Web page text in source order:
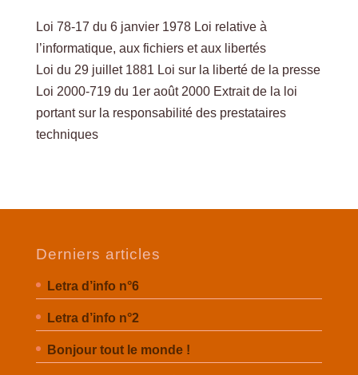
Loi 78-17 du 6 janvier 1978 Loi relative à
l’informatique, aux fichiers et aux libertés
Loi du 29 juillet 1881 Loi sur la liberté de la presse
Loi 2000-719 du 1er août 2000 Extrait de la loi
portant sur la responsabilité des prestataires
techniques
Derniers articles
Letra d’info n°6
Letra d’info n°2
Bonjour tout le monde !